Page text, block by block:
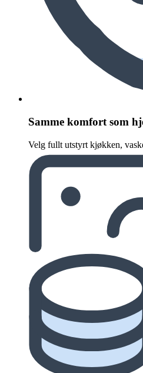
Samme komfort som
Velg fullt utstyrt kjøkken,